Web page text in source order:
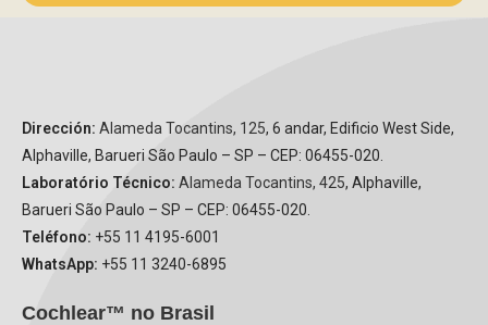
Dirección: Alameda Tocantins, 125, 6 andar, Edificio West Side,
Alphaville, Barueri São Paulo – SP – CEP: 06455-020.
Laboratório Técnico: Alameda Tocantins, 425, Alphaville,
Barueri São Paulo – SP – CEP: 06455-020.
Teléfono: +55 11 4195-6001
WhatsApp: +55 11 3240-6895
Cochlear™ no Brasil